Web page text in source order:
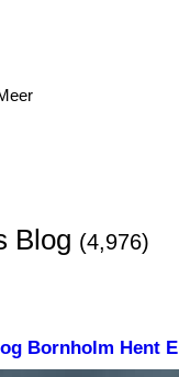
Blog (4,976)
Bornholm Hent